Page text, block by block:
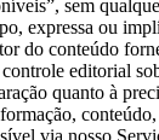
sem
expressa ou
do conteúdo
editorial
quanto à
via nosso